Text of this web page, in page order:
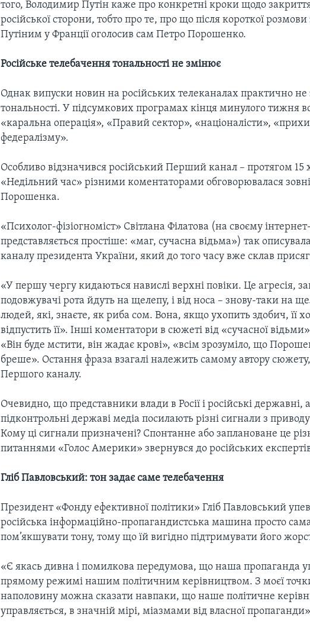
того, Володимир Путін каже про конкретні кроки щодо
російської сторони, тобто про те, про що після короткої
Путіним у Франції оголосив сам Петро Порошенко.
Російське телебачення тональності не змінює
Однак випуски новин на російських телеканалах практично не
тональності. У підсумкових програмах кінця минулого тижня
«каральна операція», «Правий сектор», «націоналісти»,
федералізму».
Особливо відзначився російський Перший канал – протягом 15
«Недільний час» різними коментаторами обговорювалася
Порошенка.
«Психолог-фізіогноміст» Світлана Філатова (на своєму
представляється простіше: «маг, сучасна відьма») так
каналу президента України, який до того часу вже склав
«У першу чергу кидаються навислі верхні повіки. Це агресія,
подовжувачі рота йдуть на щелепу, і від носа – знову-таки на
людей, які, знаєте, як риба сом. Вона, якщо ухопить здобич, її
відпустить її». Інші коментатори в сюжеті від «сучасної
«Він буде мстити, він жадає крові», «всім зрозуміло, що
бреше». Остання фраза взагалі належить самому автору
Першого каналу.
Очевидно, що представники влади в Росії і російські державні,
підконтрольні державі медіа посилають різні сигнали з
Кому ці сигнали призначені? Спонтанне або заплановане це
питаннями «Голос Америки» звернувся до російських експертів
Гліб Павловський: тон задає саме телебачення
Президент «Фонду ефективної політики» Гліб Павловський
російська інформаційно-пропагандистська машина просто
пом’якшувати тону, тому що їй вигідно підтримувати його
«Є якась дивна і помилкова передумова, що наша пропаганда
прямому режимі нашим політичним керівництвом. З моєї
наполовину можна сказати навпаки, що наше політичне
управляється, в значній мірі, міазмами від власної